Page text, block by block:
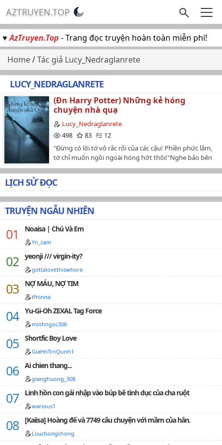
AZTRUYEN.TOP
♥AzTruyen.Top - Trang đọc truyện hoàn toàn miễn phí!
Home/Tác giả Lucy_Nedraglanrete
LUCY_NEDRAGLANRETE
(Đn Harry Potter) Những kẻ hóng
chuyện nhà quạ
Lucy_Nedraglanrete
498
83
12
"Đừng có lôi tớ vô rắc rối của các cậu! Phiền phức lắm,
tớ chỉ muốn ngồi ngoài hóng hớt thôi!"Nghe bảo bên
nhà Ravenclaw có ba kẻ rất thích hóng hớt. Thứ nhất là
một thiếu nữ bị thần kinh.Thứ hai là một con nhỏ ác
mồm ác miệng.Thứ ba là một nhỏ điên thích đánh
người bằng giày cao gót.Còn nghe nói, bên nhà
Slytherin có một học tỷ tàn bạo hay chơi với bọn
này.Chả có đứa nào bình thường."Tụi mày bị điên hết
LỊCH SỬ ĐỌC
TRUYỆN NGẪU NHIÊN
Noaisa | Chú Và Em
Yn_cam
yeonji /// virgin-ity?
gottalovethiswhore
NỢ MÁU, NỢ TIM
tfninna
Yu-Gi-Oh ZEXAL Tag Force
minhngoc306
Shortfic Boy Love
GiaHnTrnQunh1
Ai chien thang...
gianghuong_308
Linh hồn con gái nhập vào búp bê tình dục của cha ruột
warious1
[Kaiisa] Hoàng đế và 7749 câu chuyện với mầm của hắn.
Luuchongchong